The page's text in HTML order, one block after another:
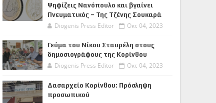
Ψηφίζεις Νανόπουλο και βγαίνει
Πνευματικός – Της Τζένης Σουκαρά
Diogenis Press Editor Οκτ 04, 2023
Γεύμα του Νίκου Σταυρέλη στους
δημοσιογράφους της Κορίνθου
Diogenis Press Editor Οκτ 04, 2023
Δασαρχείο Κορίνθου: Πρόσληψη
προσωπικού